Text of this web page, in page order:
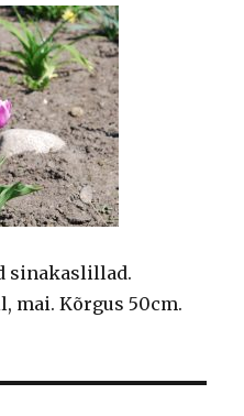
sinakaslillad.
mai. Kõrgus 50cm.